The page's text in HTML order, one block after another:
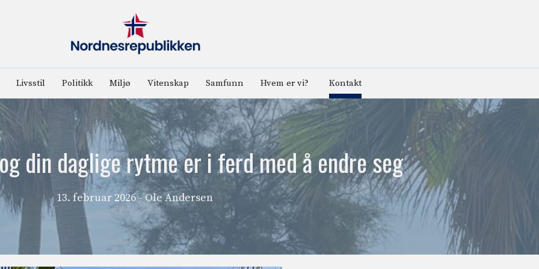
Livsstil Politikk Miljø Vitenskap Samfunn Hvem er vi? Kontakt
din daglige rytme er i ferd med å endre seg
13. februar 2026 - Ole Andersen